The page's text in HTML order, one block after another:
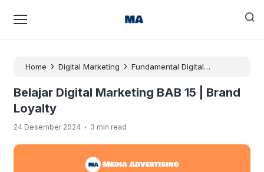
Home › Digital Marketing › Fundamental Digital
Loyalty
Belajar Digital Marketing BAB 15 | Brand
Loyalty
24 Desember 2024 . 3 min read